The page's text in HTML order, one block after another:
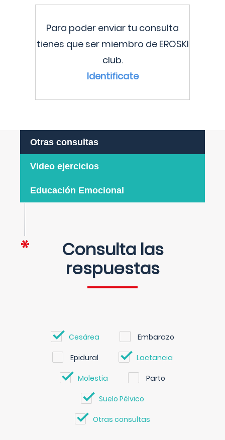
Para poder enviar tu consulta
tienes que ser miembro de EROSKI
club.
Identificate
Otras consultas
Video ejercicios
Educación Emocional
Consulta las
respuestas
Cesárea Embarazo
Epidural Lactancia
Molestia Parto
Suelo Pélvico
Otras consultas